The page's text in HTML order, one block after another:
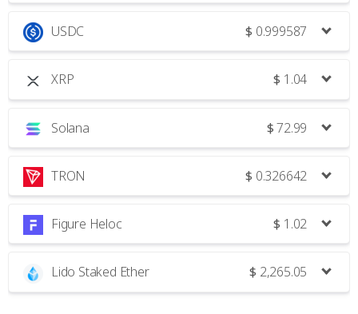
USDC $ 0.999587
XRP $ 1.04
Solana $72.99
TRON $ 0.326642
Figure Heloc $ 1.02
Lido Staked Ether $ 2,265.05